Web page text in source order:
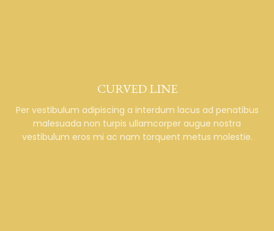
CURVED LINE
Per vestibulum adipiscing a interdum lacus ad penatibus
malesuada non turpis ullamcorper augue nostra
vestibulum eros mi ac nam torquent metus molestie.